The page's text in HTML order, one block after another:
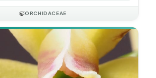
🍃ORCHIDACEAE